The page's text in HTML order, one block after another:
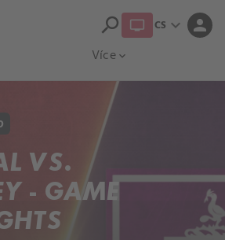
Více expand_more
search CS expand_more person
VS.
- GAME